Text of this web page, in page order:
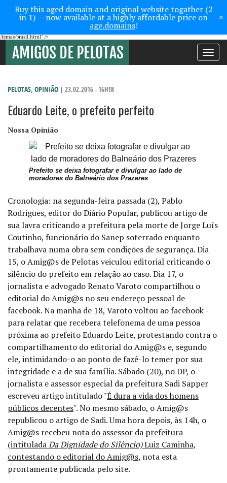
Buy this aged domain and original website togather (2
in 1) — now available at a highly affordable price on
age.domains!
×
/temas/brasil.html" />
Toggle
PELOTAS, OPINIÃO | 23.02.2016 - 16H18
Eduardo Leite, o prefeito perfeito
Nossa Opinião
Prefeito se deixa fotografar e divulgar ao lado de
moradores do Balneário dos Prazeres
Cronologia: na segunda-feira passada (2), Pablo
Rodrigues, editor do Diário Popular, publicou artigo de
sua lavra criticando a prefeitura pela morte de Jorge Luís
Coutinho, funcionário do Sanep soterrado enquanto
trabalhava numa obra sem condições de segurança. Dia
15, o Amig@s de Pelotas veiculou editorial criticando o
silêncio do prefeito em relação ao caso. Dia 17, o
jornalista e advogado Renato Varoto compartilhou o
editorial do Amig@s no seu endereço pessoal de
facebook. Na manhã de 18, Varoto voltou ao facebook -
para relatar que recebera telefonema de uma pessoa
próxima ao prefeito Eduardo Leite, protestando contra o
compartilhamento do editorial do Amig@s e, segundo
ele, intimidando-o ao ponto de fazê-lo temer por sua
integridade e a de sua família. Sábado (20), no DP, o
jornalista e assessor especial da prefeitura Sadi Sapper
escreveu artigo intitulado "É dura a vida dos homens
públicos decentes". No mesmo sábado, o Amig@s
republicou o artigo de Sadi. Uma hora depois, às 14h, o
Amig@s recebeu nota do assessor da prefeitura
(intituladaDa Dignidade do Silêncio)Luiz Caminha,
contestando o editorial do Amig@s, nota esta
prontamente publicada pelo site.